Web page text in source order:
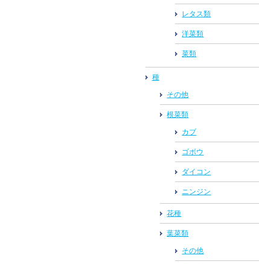
レタス類
洋菜類
菜類
種
その他
根菜類
カブ
ゴボウ
ダイコン
ニンジン
花種
葉菜類
その他